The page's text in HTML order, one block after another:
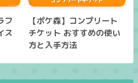
フ
ス
【ポケ森】コンプリート
チケット おすすめの使い
方と入手方法